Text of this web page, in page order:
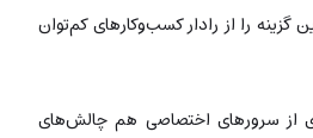
را از رادار کسب‌وکارهای کم‌توان
از سرورهای اختصاصی هم چالش‌های